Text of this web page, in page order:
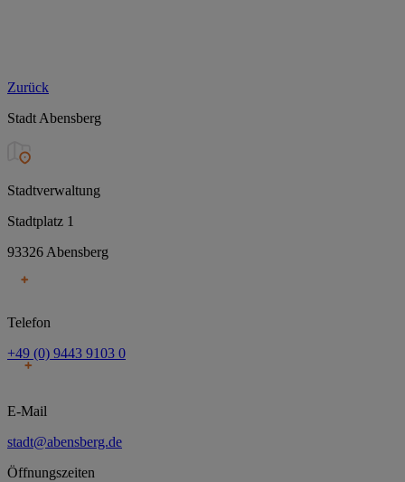
Zurück
Stadt Abensberg
Stadtverwaltung
Stadtplatz 1
93326 Abensberg
Telefon
+49 (0) 9443 9103 0
E-Mail
stadt@abensberg.de
Öffnungszeiten